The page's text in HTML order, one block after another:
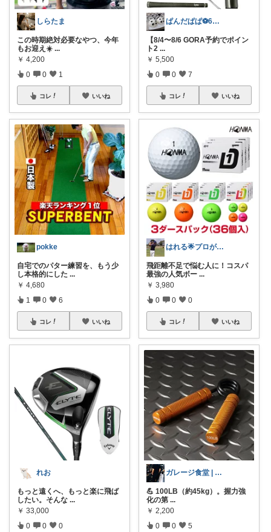
しらたま
この時期絶対必要なやつ、今年
もお迎え☀️ ...
￥ 4,200
0 0 1
コレ いいね
pokke
自宅でのパター練習を、もう少
し本格的にした ...
￥ 4,680
1 0 6
コレ いいね
れお
もっと遠くへ、もっと楽に飛ば
したい。そんな ...
￥ 33,000
0 0 0
ぱんだぱぱ⚽️6日有難うございます
【8/4〜8/6 GORA予約でポイン
ト2 ...
￥ 5,500
0 0 7
コレ いいね
はれる🌟プロが選ぶゴルフグッズ
飛距離不足で悩む人に！コスパ
最強の人気ボー ...
￥ 3,980
0 0 0
コレ いいね
ガレージ食堂 | 開業準備中
💪 100LB（約45kg）。握力強
化の第 ...
￥ 2,200
0 0 5